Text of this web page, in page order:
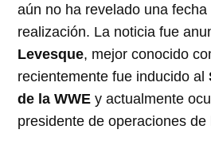
aún no ha revelado una
realización. La noticia fue
Levesque, mejor conocido
recientemente fue inducido al
de la WWE y actualmente
presidente de operaciones de